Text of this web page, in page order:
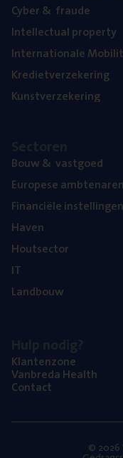
Cyber& fraude
Intel­lec­tu­al property
Inter­na­ti­o­na­le
Kre­diet­ver­ze­ke­ring
Kunst­ver­ze­ke­ring
Bouw& vastgoed
Euro­pe­se ambtenaren
Finan­ci­ë­le instellingen
Haven
Hout­sec­tor
IT
Land­bouw
Klan­ten­zo­ne
Van­b­re­da Health
Con­tact
© 2026